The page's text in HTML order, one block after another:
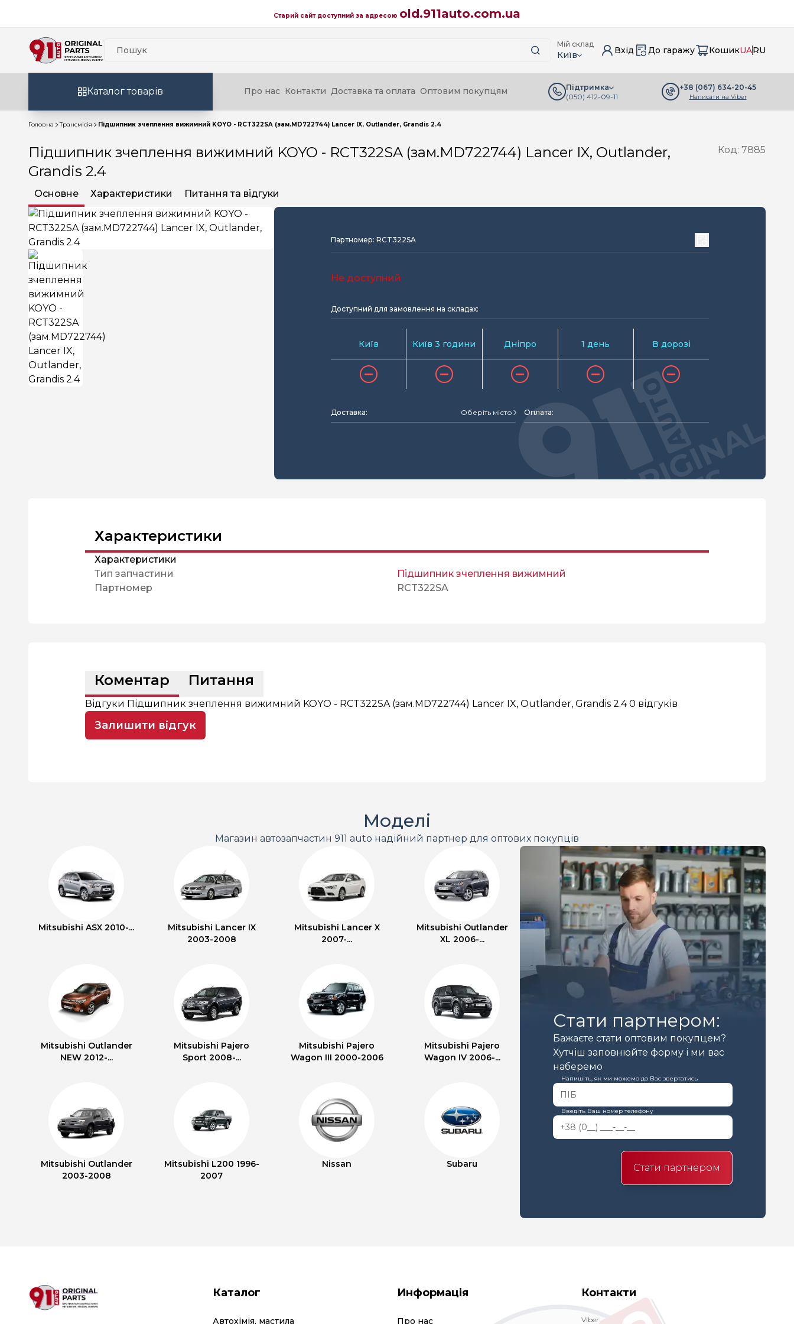
Старий сайт доступний за адресою old.911auto.com.ua
Мій склад
Київ Вхід До гаражу КошикUARU
Каталог товарів Про нас Контакти Доставка та оплата Оптовим покупцям
Підтримка
(050) 412-09-11
+38 (067) 634-20-45
Написати на Viber
Головна Трансмісія Підшипник зчеплення вижимний KOYO - RCT322SA (зам.MD722744) Lancer IX, Outlander, Grandis 2.4
Підшипник зчеплення вижимний KOYO - RCT322SA (зам.MD722744) Lancer IX, Outlander,
Grandis 2.4
Код: 7885
Основне Характеристики Питання та відгуки
Партномер: RCT322SA
Не доступний
Доступний для замовлення на складах:
Київ Київ 3 години Дніпро 1 день В дорозі
Доставка: Оберіть місто Оплата:
Характеристики
Характеристики
Тип запчастини
Підшипник зчеплення вижимний
Партномер
RCT322SA
Коментар Питання
Відгуки Підшипник зчеплення вижимний KOYO - RCT322SA (зам.MD722744) Lancer IX, Outlander, Grandis 2.40 відгуків
Залишити відгук
Моделі
Магазин автозапчастин 911 auto надійний партнер для оптових покупців
Mitsubishi ASX 2010-...
Mitsubishi Lancer IX
2003-2008
Mitsubishi Lancer X
2007-...
Mitsubishi Outlander
XL 2006-...
Mitsubishi Outlander
NEW 2012-...
Mitsubishi Pajero
Sport 2008-...
Mitsubishi Pajero
Wagon III 2000-2006
Mitsubishi Pajero
Wagon IV 2006-...
Mitsubishi Outlander
2003-2008
Mitsubishi L200 1996-
2007
Nissan Subaru
Стати партнером:
Бажаєте стати оптовим покупцем?
Хутчіш заповнюйте форму і ми вас
наберемо
Напишіть, як ми можемо до Вас звертатись
Введіть Ваш номер телефону
Стати партнером
Каталог
Автохімія, мастила
Информація
Про нас
Контакти
Viber: